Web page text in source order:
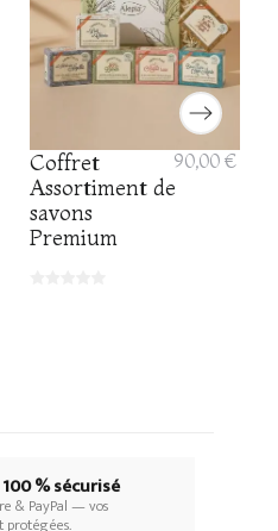
Coffret
Assortiment de
savons
Premium
90,00 €
% sécurisé
& PayPal — vos
protégées.